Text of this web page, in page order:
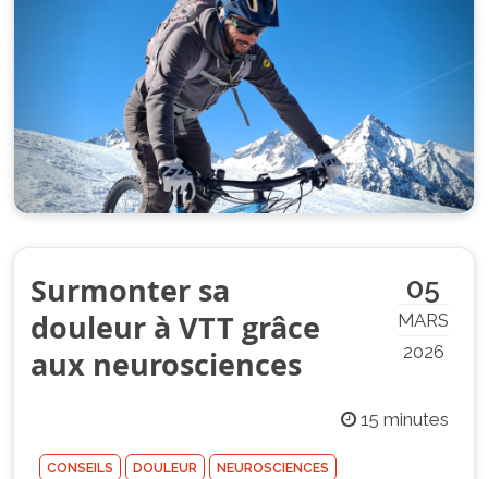
05
MARS
2026
Surmonter sa
douleur à VTT grâce
aux neurosciences
15 minutes
CONSEILS DOULEUR NEUROSCIENCES